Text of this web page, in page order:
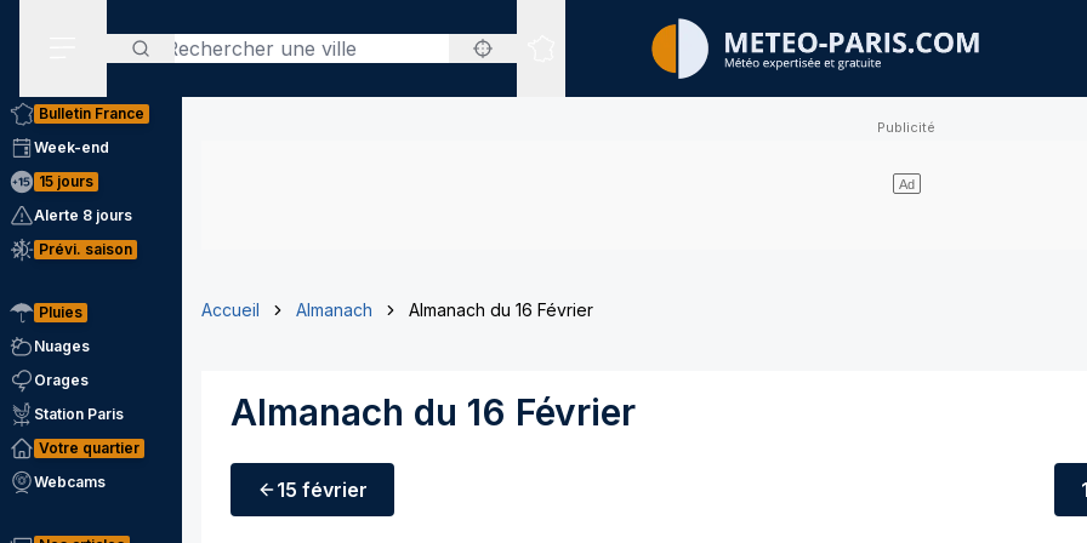
Rechercher
Sites expertisés
Bulletin France
Week-end
15 jours
Alerte 8 jours
Prévi. saison
Pluies
Nuages
Orages
Station Paris
Votre quartier
Webcams
Accueil Almanach Almanach du 16 Février
Almanach du 16 Février
15 février